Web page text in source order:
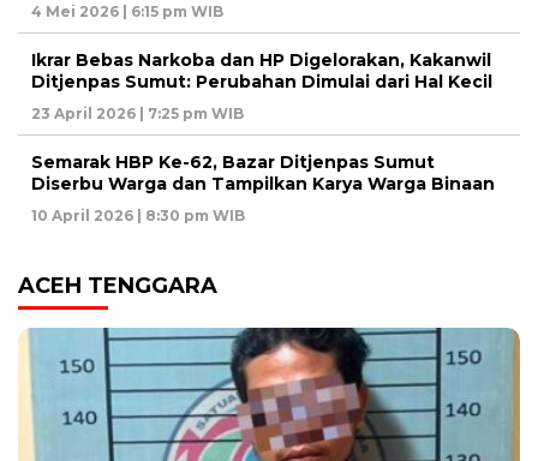
4 Mei 2026 | 6:15 pm WIB
Ikrar Bebas Narkoba dan HP Digelorakan, Kakanwil
Ditjenpas Sumut: Perubahan Dimulai dari Hal Kecil
23 April 2026 | 7:25 pm WIB
Semarak HBP Ke-62, Bazar Ditjenpas Sumut
Diserbu Warga dan Tampilkan Karya Warga Binaan
10 April 2026 | 8:30 pm WIB
ACEH TENGGARA